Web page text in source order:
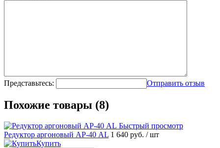
Представьтесь: Отправить отзыв
Похожие товары (8)
Быстрый просмотр
Редуктор аргоновый АР-40 AL 1 640 руб. / шт
Купить